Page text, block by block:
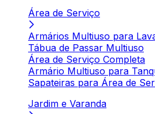
Área de Serviço
Armários Multiuso para
Tábua de Passar Multiuso
Área de Serviço Completa
Armário Multiuso para
Sapateiras para Área de
Jardim e Varanda